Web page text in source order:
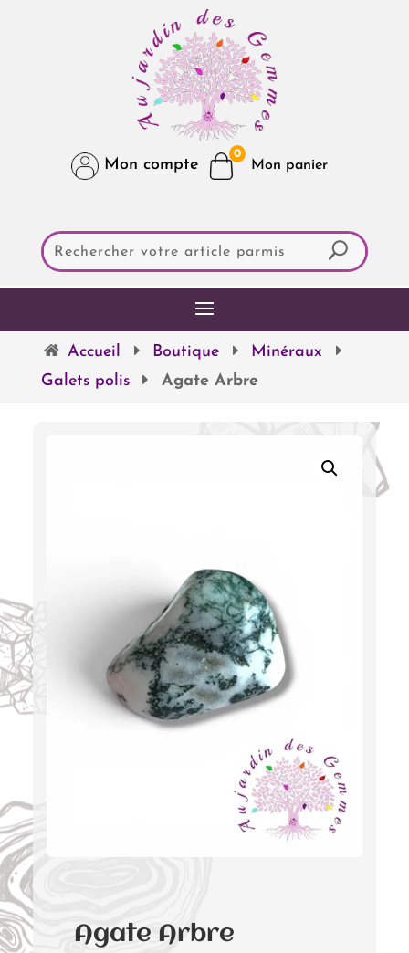
Mon compte
0
Accueil Boutique
Minéraux
Galets polis
Agate Arbre
Agate Arbre